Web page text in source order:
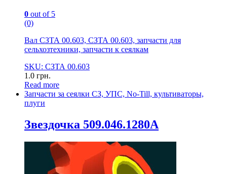
0 out of 5
(0)
Вал СЗТА 00.603, СЗТА 00.603, запчасти для
сельхозтехники, запчасти к сеялкам
SKU: СЗТА 00.603
1.0 грн.
Read more
Запчасти за сеялки СЗ, УПС, No-Till, культиваторы,
плуги
Звездочка 509.046.1280А